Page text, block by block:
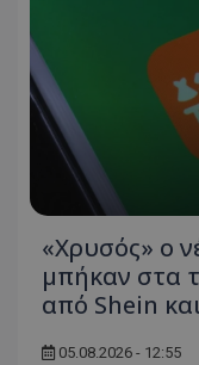
«Χρυσός» ο
μπήκαν στα
από Shein
05.08.2026 - 12:55